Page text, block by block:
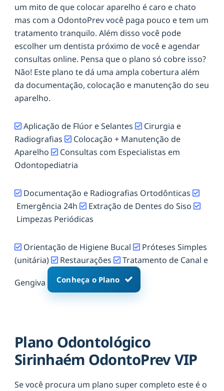
um mito de que colocar aparelho é caro e chato
mas com a OdontoPrev você paga pouco e tem um
tratamento tranquilo. Além disso você pode
escolher um dentista próximo de você e agendar
consultas online. Pensa que o plano só cobre isso?
Não! Este plano te dá uma ampla cobertura além
da documentação, colocação e manutenção do seu
aparelho.
Aplicação de Flúor e Selantes
Cirurgia e
Radiografias
Colocação + Manutenção de
Aparelho
Consultas com Especialistas em
Odontopediatria
Documentação e Radiografias Ortodônticas
Emergência 24h
Extração de Dentes do Siso
Limpezas Periódicas
Orientação de Higiene Bucal
Próteses Simples
(unitária)
Restaurações Tratamento de Canal e
Gengiva Conheça o Plano
Plano Odontológico
Sirinhaém OdontoPrev VIP
Se você procura um plano super completo este é o